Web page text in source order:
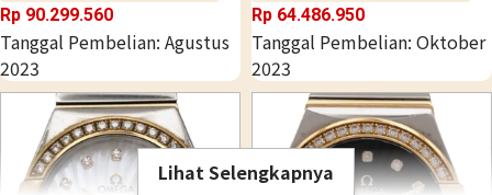
Rp 90.299.560
Tanggal Pembelian: Agustus
2023
Rp 64.486.950
Tanggal Pembelian: Oktober
2023
Lihat Selengkapnya